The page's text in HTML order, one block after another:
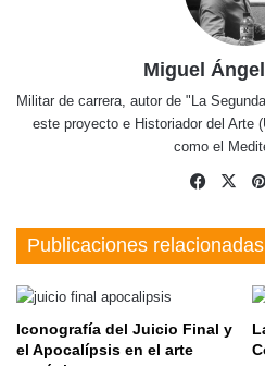
Miguel
Militar de carrera, autor de "La
este proyecto e Historiador del Arte
como el
X
Publicaciones relacionadas
Iconografía del Juicio Final y
el Apocalípsis en el arte